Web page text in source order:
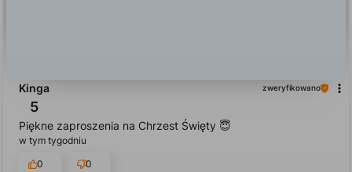
Kinga zweryfikowano
5
Piękne zaproszenia na Chrzest Święty 😇
w tym tygodniu
0
0